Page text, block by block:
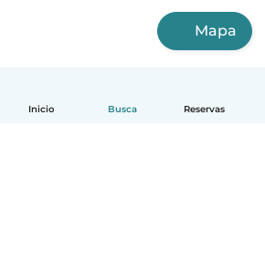
Inicio Busca Reservas
Mapa